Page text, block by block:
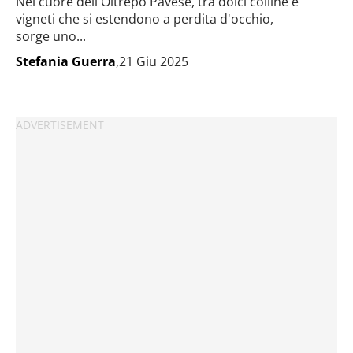
vigneti che si estendono a perdita d'occhio,
sorge uno...
Stefania Guerra,21 Giu 2025